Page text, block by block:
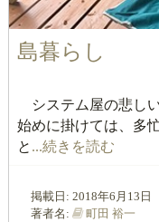
島暮らし
システム屋の悲し
始めに掛けては、多
と ...続きを読む
掲載日: 2018年6月13日
著者名:
町田 裕一